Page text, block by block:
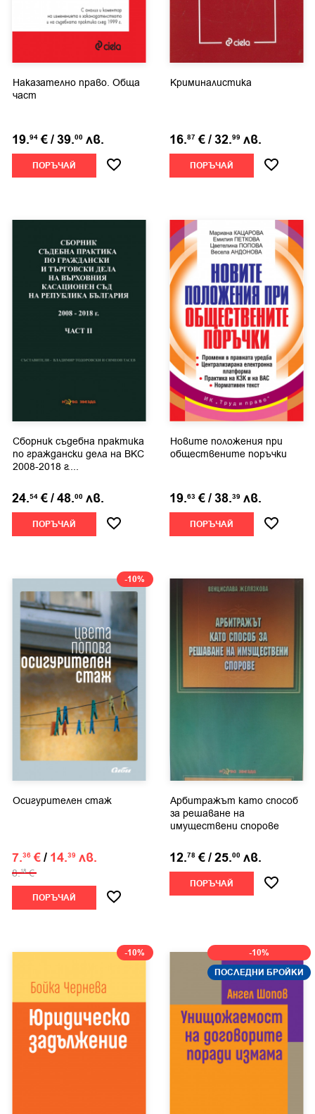
Наказателно право. Обща
част
19.94 €/39.00 лв.
ПОРЪЧАЙ
Криминалистика
16.87 €/32.99 лв.
ПОРЪЧАЙ
Сборник съдебна практика
по граждански дела на ВКС
2008-2018 г....
24.54 €/48.00 лв.
ПОРЪЧАЙ
Новите положения при
обществените поръчки
19.63 €/38.39 лв.
ПОРЪЧАЙ
-10%
Осигурителен стаж
7.36 €/ 14.39 лв.
8.18 €
ПОРЪЧАЙ
Арбитражът като способ
за решаване на
имуществени спорове
12.78 €/25.00 лв.
ПОРЪЧАЙ
-10%
-10%
ПОСЛЕДНИ БРОЙКИ